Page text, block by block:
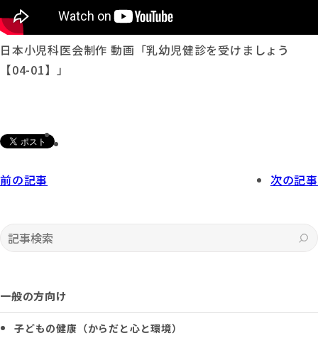
日本小児科医会制作 動画「乳幼児健診を受けましょう
【04-01】」
前の記事 次の記事
記事検索
一般の方向け
子どもの健康（からだと心と環境）